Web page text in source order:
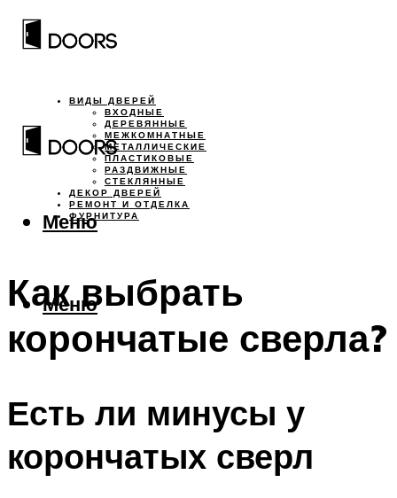
ВИДЫ ДВЕРЕЙ
ВХОДНЫЕ
ДЕРЕВЯННЫЕ
МЕЖКОМНАТНЫЕ
МЕТАЛЛИЧЕСКИЕ
ПЛАСТИКОВЫЕ
РАЗДВИЖНЫЕ
СТЕКЛЯННЫЕ
ДЕКОР ДВЕРЕЙ
РЕМОНТ И ОТДЕЛКА
ФУРНИТУРА
Меню
Меню
Как выбрать
корончатые сверла?
Есть ли минусы у
корончатых сверл